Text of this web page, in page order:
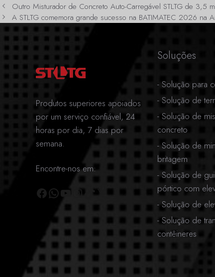
Outro Misturador de Concreto Auto-Carregável STLTG de 3,5
A STLTG comemora grande sucesso na BATIMATEC 2026 na
Produtos superiores apoiados
por um serviço confiável, 24
horas por dia, 7 dias por
semana.
Encontre-nos em:
Facebook
WhatsApp
Youtube
Instagram
TikTok
X
Soluções
- Solução para
- Solução de
- Solução de
concreto
- Solução de
britagem
- Solução de
pórtico com
-Solução de
- Solução de
contêineres